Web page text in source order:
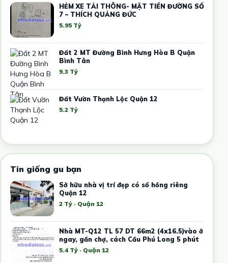
HẺM XE TẢI THÔNG- MẶT TIỀN ĐƯỜNG SỐ
7 – THÍCH QUẢNG ĐỨC
5.95 Tỷ
Đất 2 MT Đường Bình Hưng Hòa B Quận
Bình Tân
9.3 Tỷ
Đất Vườn Thạnh Lộc Quận 12
5.2 Tỷ
Tin giống gu bạn
Sở hữu nhà vị trí đẹp có sổ hồng riêng
Quận 12
2 Tỷ · Quận 12
Nhà MT-Q12 TL 57 DT 66m2 (4x16.5)vào ở
ngay, gần chợ, cách Cầu Phú Long 5 phút
5.4 Tỷ · Quận 12